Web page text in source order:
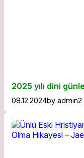
2025 yılı dini
08.12.2024by admin2